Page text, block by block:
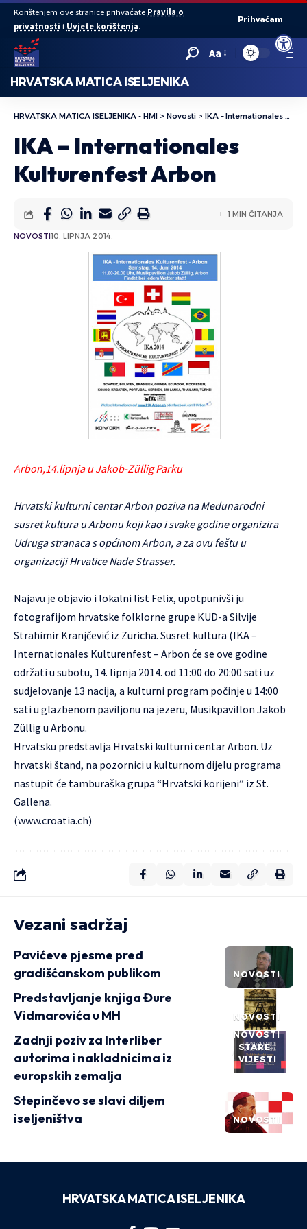
Open
Korištenjem ove stranice prihvaćate Pravila o
privatnosti i Uvjete korištenja.
Prihvaćam
Aa
HRVATSKA MATICA ISELJENIKA
HRVATSKA MATICA ISELJENIKA - HMI > Novosti > IKA – Internationales Kulturenfest Arbon
IKA – Internationales
Kulturenfest Arbon
NOVOSTI10. LIPNJA 2014.
1 MIN ČITANJA
Arbon,14.lipnja u Jakob-Züllig Parku
Hrvatski kulturni centar Arbon poziva na Međunarodni
susret kultura u Arbonu koji kao i svake godine organizira
Udruga stranaca s općinom Arbon, a za ovu feštu u
organizaciji Hrvatice Nade Strasser.
Najavu je objavio i lokalni list Felix, upotpunivši ju
fotografijom hrvatske folklorne grupe KUD-a Silvije
Strahimir Kranjčević iz Züricha. Susret kultura (IKA–
Internationales Kulturenfest – Arbon će se ove godine
održati u subotu, 14. lipnja 2014. od 11:00 do 20:00 sati uz
sudjelovanje 13 nacija, a kulturni program počinje u 14:00
sati u glazbenom paviljonu na jezeru, Musikpavillon Jakob
Züllig u Arbonu.
Hrvatsku predstavlja Hrvatski kulturni centar Arbon. Uz
hrvatski štand, na pozornici u kulturnom dijelu programa
nastupit će tamburaška grupa “Hrvatski korijeni” iz St.
Gallena.
(www.croatia.ch)
Vezani sadržaj
NOVOSTI
Pavićeve pjesme pred
gradišćanskom publikom
NOVOSTI
Predstavljanje knjiga Đure
Vidmarovića u MH
NOVOSTI
STARE
VIJESTI
Zadnji poziv za Interliber
autorima i nakladnicima iz
europskih zemalja
NOVOSTI
Stepinčevo se slavi diljem
iseljeništva
HRVATSKA MATICA ISELJENIKA